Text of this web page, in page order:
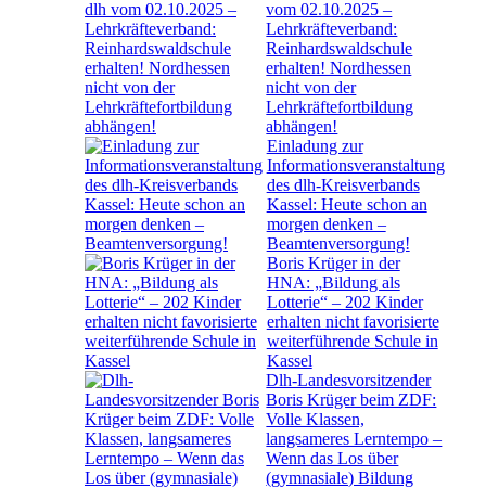
vom 02.10.2025 –
Lehrkräfteverband:
Reinhardswaldschule
erhalten! Nordhessen
nicht von der
Lehrkräftefortbildung
abhängen!
Einladung zur
Informationsveranstaltung
des dlh-Kreisverbands
Kassel: Heute schon an
morgen denken –
Beamtenversorgung!
Boris Krüger in der
HNA: „Bildung als
Lotterie“ – 202 Kinder
erhalten nicht favorisierte
weiterführende Schule in
Kassel
Dlh-Landesvorsitzender
Boris Krüger beim ZDF:
Volle Klassen,
langsameres Lerntempo –
Wenn das Los über
(gymnasiale) Bildung